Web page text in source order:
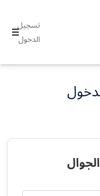
تسجيل
الدخول